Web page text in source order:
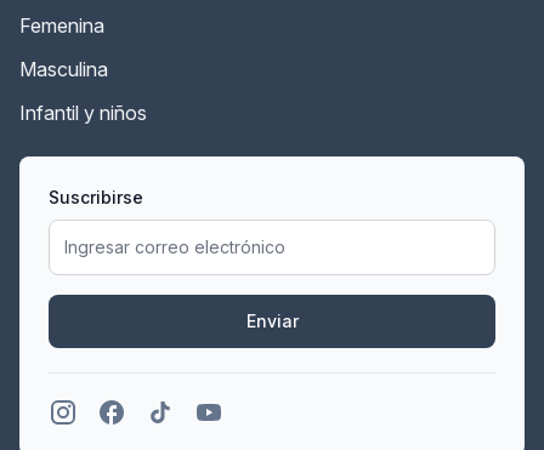
Femenina
Masculina
Infantil y niños
Suscribirse
Enviar